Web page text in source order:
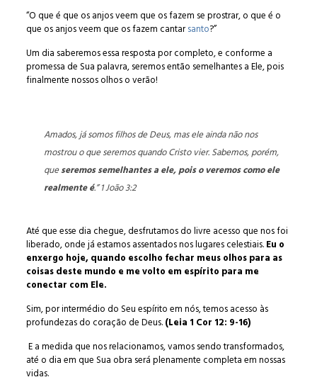
“O que é que os anjos veem que os fazem se prostrar, o que é o
que os anjos veem que os fazem cantarsanto?”
Um dia saberemos essa resposta por completo, e conforme a
promessa de Sua palavra, seremos então semelhantes a Ele, pois
finalmente nossos olhos o verão!
Amados, já somos filhos de Deus, mas ele ainda não nos
mostrou o que seremos quando Cristo vier. Sabemos, porém,
queseremos semelhantes a ele, pois o veremos como ele
realmente é.” 1 João 3:2
Até que esse dia chegue, desfrutamos do livre acesso que nos foi
liberado, onde já estamos assentados nos lugares celestiais.Eu o
enxergo hoje, quando escolho fechar meus olhos para as
coisas deste mundo e me volto em espírito para me
conectar com Ele.
Sim, por intermédio do Seu espírito em nós, temos acesso às
profundezas do coração de Deus.(Leia 1 Cor 12: 9-16)
E a medida que nos relacionamos, vamos sendo transformados,
até o dia em que Sua obra será plenamente completa em nossas
vidas.